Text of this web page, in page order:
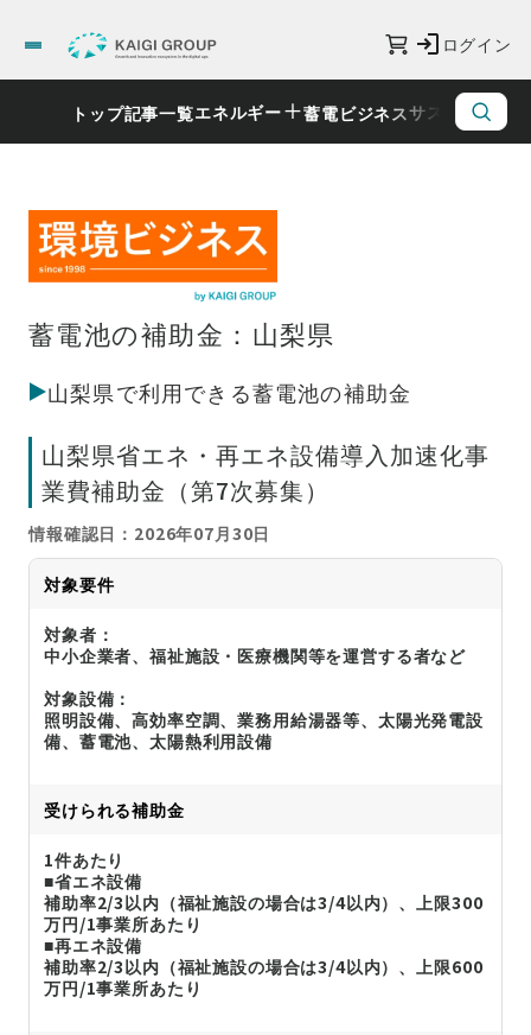
ログイン
トップ記事一覧エネルギー 蓄電ビジネスサステナビリ
蓄電池の補助金：山梨県
山梨県で利用できる蓄電池の補助金
山梨県省エネ・再エネ設備導入加速化事
業費補助金（第7次募集）
情報確認日：2026年07月30日
対象要件
対象者：
中小企業者、福祉施設・医療機関等を運営する者など
対象設備：
照明設備、高効率空調、業務用給湯器等、太陽光発電設
備、蓄電池、太陽熱利用設備
受けられる補助金
1件あたり
■省エネ設備
補助率2/3以内（福祉施設の場合は3/4以内）、上限300
万円/1事業所あたり
■再エネ設備
補助率2/3以内（福祉施設の場合は3/4以内）、上限600
万円/1事業所あたり